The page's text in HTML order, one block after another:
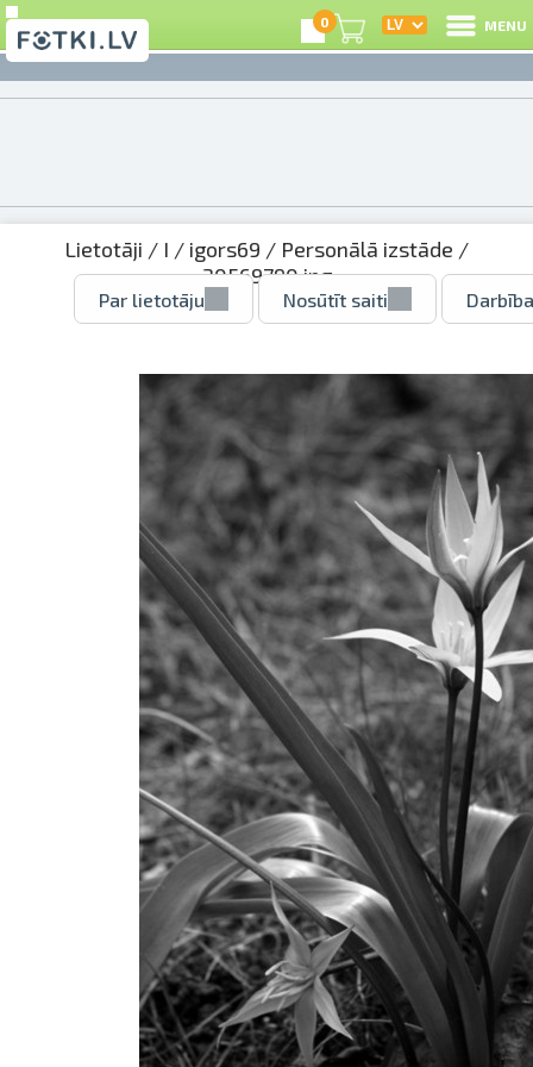
0 MENU
Lietotāji / I / igors69 / Personālā izstāde /
30569790.jpg
Par lietotāju Nosūtīt saiti